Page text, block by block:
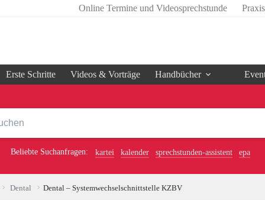
Online Termine und Videosprechstunde
Erste Schritte Videos & Vorträge Handbücher
Beliebte Suchanfragen: kartei kalender sprechstunden-assistent epa
Dental Dental – Systemwechselschnittstelle KZBV